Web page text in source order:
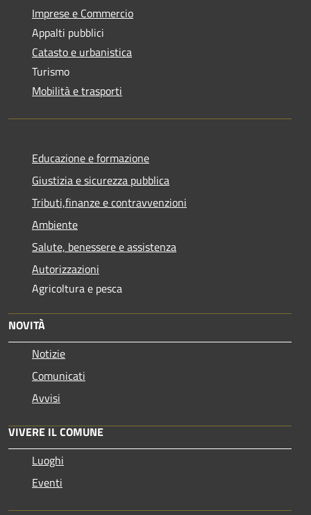
Imprese e Commercio
Appalti pubblici
Catasto e urbanistica
Turismo
Mobilità e trasporti
Educazione e formazione
Giustizia e sicurezza pubblica
Tributi,finanze e contravvenzioni
Ambiente
Salute, benessere e assistenza
Autorizzazioni
Agricoltura e pesca
NOVITÀ
Notizie
Comunicati
Avvisi
VIVERE IL COMUNE
Luoghi
Eventi